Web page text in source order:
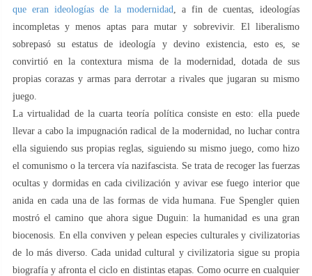
que eran ideologías de la modernidad
, a fin de cuentas, ideologías
incompletas y menos aptas para mutar y sobrevivir. El liberalismo
sobrepasó su estatus de ideología y devino existencia, esto es, se
convirtió en la contextura misma de la modernidad, dotada de sus
propias corazas y armas para derrotar a rivales que jugaran su mismo
juego.
La virtualidad de la cuarta teoría política consiste en esto: ella puede
llevar a cabo la impugnación radical de la modernidad, no luchar contra
ella siguiendo sus propias reglas, siguiendo su mismo juego, como hizo
el comunismo o la tercera vía nazifascista. Se trata de recoger las fuerzas
ocultas y dormidas en cada civilización y avivar ese fuego interior que
anida en cada una de las formas de vida humana. Fue Spengler quien
mostró el camino que ahora sigue Duguin: la humanidad es una gran
biocenosis. En ella conviven y pelean especies culturales y civilizatorias
de lo más diverso. Cada unidad cultural y civilizatoria sigue su propia
biografía y afronta el ciclo en distintas etapas. Como ocurre en cualquier